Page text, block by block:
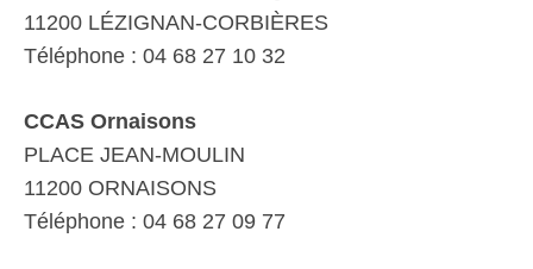
11200 LÉZIGNAN-CORBIÈRES
Téléphone : 04 68 27 10 32
CCAS Ornaisons
PLACE JEAN-MOULIN
11200 ORNAISONS
Téléphone : 04 68 27 09 77